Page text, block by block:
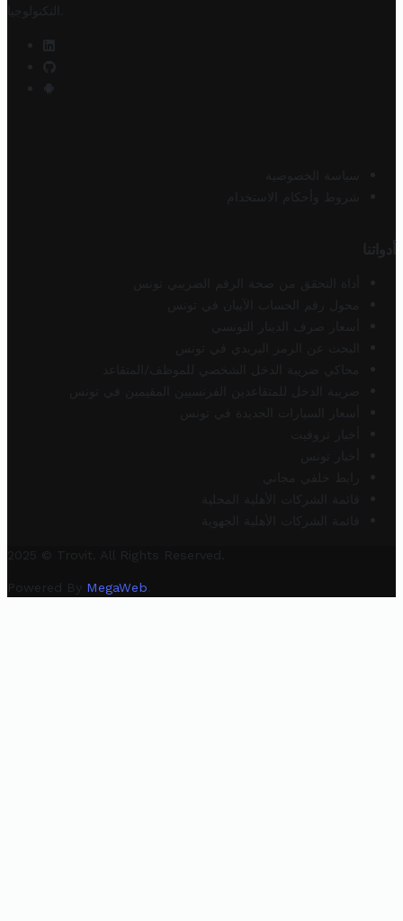
التكنولوجيا
سياسة الخصوصية
شروط وأحكام الاستخدام
أدواتنا
أداة التحقق من صحة الرقم الضريبي تونس
محول رقم الحساب الآيبان في تونس
أسعار صرف الدينار التونسي
البحث عن الرمز البريدي في تونس
محاكي ضريبة الدخل الشخصي للموظف/المتقاعد
ضريبة الدخل للمتقاعدين الفرنسيين المقيمين في تونس
أسعار السيارات الجديدة في تونس
أخبار تروفيت
أخبار تونس
رابط خلفي مجاني
قائمة الشركات الأهلية المحلية
قائمة الشركات الأهلية الجهوية
2025 © Trovit. All Rights Reserved.
Powered By MegaWeb